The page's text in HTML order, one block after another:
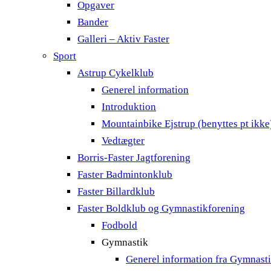
Opgaver
Bander
Galleri – Aktiv Faster
Sport
Astrup Cykelklub
Generel information
Introduktion
Mountainbike Ejstrup (benyttes pt
Vedtægter
Borris-Faster Jagtforening
Faster Badmintonklub
Faster Billardklub
Faster Boldklub og Gymnastikforening
Fodbold
Gymnastik
Generel information fra